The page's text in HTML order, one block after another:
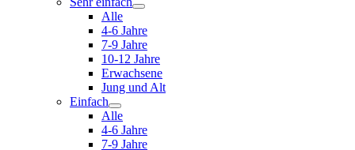
Alle
4-6 Jahre
7-9 Jahre
10-12 Jahre
Erwachsene
Jung und Alt
Einfach
Alle
4-6 Jahre
7-9 Jahre